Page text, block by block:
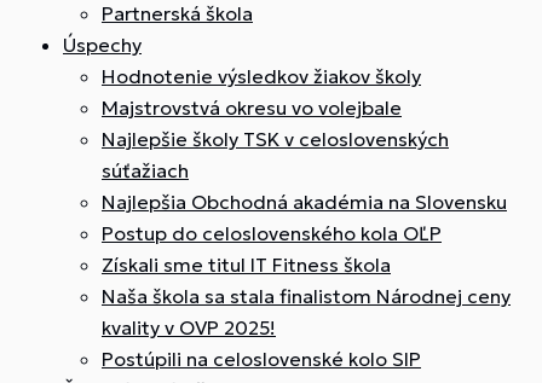
Partnerská škola
Úspechy
Hodnotenie výsledkov žiakov školy
Majstrovstvá okresu vo volejbale
Najlepšie školy TSK v celoslovenských
súťažiach
Najlepšia Obchodná akadémia na Slovensku
Postup do celoslovenského kola OĽP
Získali sme titul IT Fitness škola
Naša škola sa stala finalistom Národnej ceny
kvality v OVP 2025!
Postúpili na celoslovenské kolo SIP